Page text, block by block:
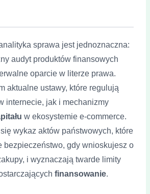
sprawa jest jednoznaczna:
audyt produktów finansowych
oparcie w literze prawa.
aktualne ustawy, które regulują
internecie, jak i mechanizmy
w ekosystemie e-commerce.
wykaz aktów państwowych, które
bezpieczeństwo, gdy wnioskujesz o
i wyznaczają twarde limity
finansowanie.